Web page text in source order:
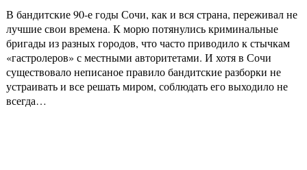
В бандитские 90-е годы Сочи, как и вся страна, переживал не
лучшие свои времена. К морю потянулись криминальные
бригады из разных городов, что часто приводило к стычкам
«гастролеров» с местными авторитетами. И хотя в Сочи
существовало неписаное правило бандитские разборки не
устраивать и все решать миром, соблюдать его выходило не
всегда…